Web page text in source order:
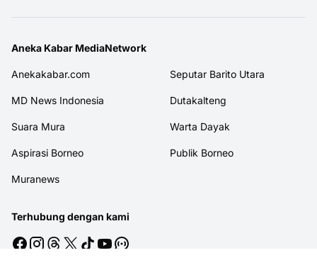
Aneka Kabar MediaNetwork
Anekakabar.com Seputar Barito Utara
MD News Indonesia Dutakalteng
Suara Mura Warta Dayak
Aspirasi Borneo Publik Borneo
Muranews
Terhubung dengan kami